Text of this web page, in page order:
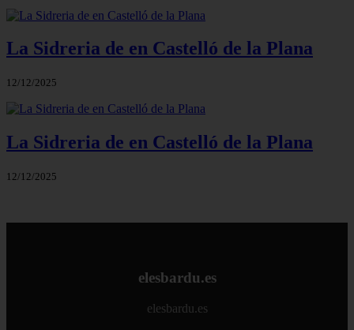
La Sidreria de en Castelló de la Plana
12/12/2025
La Sidreria de en Castelló de la Plana
12/12/2025
elesbardu.es
elesbardu.es